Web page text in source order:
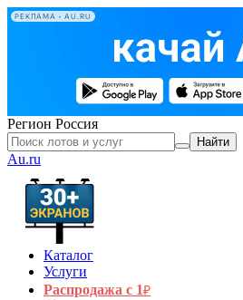
РЕКЛАМА • AU.RU
Регион Россия
Найти
Au.ru
Каталог
Услуги
Распродажа с 1₽